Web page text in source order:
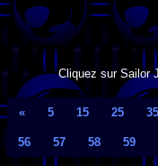
Cliquez sur Sailor
« 5 15 25 35
56 57 58 59